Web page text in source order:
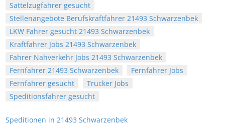
Sattelzugfahrer gesucht
Stellenangebote Berufskraftfahrer 21493 Schwarzenbek
LKW Fahrer gesucht 21493 Schwarzenbek
Kraftfahrer Jobs 21493 Schwarzenbek
Fahrer Nahverkehr Jobs 21493 Schwarzenbek
Fernfahrer 21493 Schwarzenbek
Fernfahrer Jobs
Fernfahrer gesucht
Trucker Jobs
Speditionsfahrer gesucht
Speditionen in 21493 Schwarzenbek